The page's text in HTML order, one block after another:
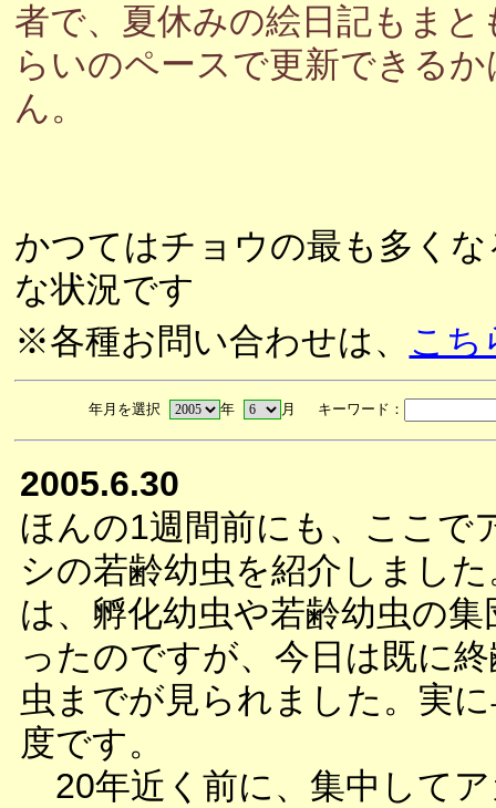
者で、夏休みの絵日記もま
らいのペースで更新できる
ん。
かつてはチョウの最も多く
な状況です
※各種お問い合わせは、 こち
年月を選択 年 月 キーワード：
2005.6.30
ほんの1週間前にも、ここで
シの若齢幼虫を紹介しまし
は、孵化幼虫や若齢幼虫の
ったのですが、今日は既に
虫までが見られました。実
度です。
20年近く前に、集中して